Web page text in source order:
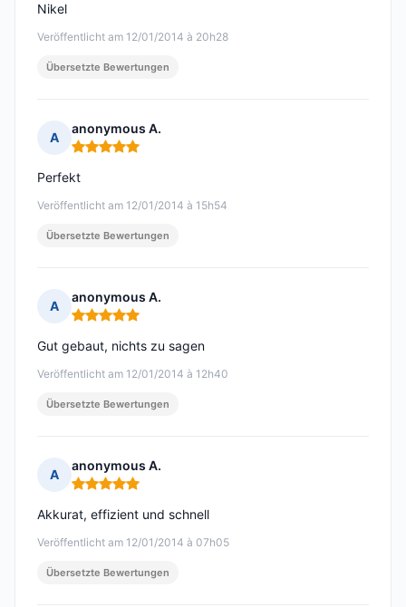
Veröffentlicht am 12/01/2014 à 20h28
Nikel
Übersetzte Bewertungen
A
anonymous A.
Hinweis: 5 von 5
Veröffentlicht am 12/01/2014 à 15h54
Perfekt
Übersetzte Bewertungen
A
anonymous A.
Hinweis: 5 von 5
Veröffentlicht am 12/01/2014 à 12h40
Gut gebaut, nichts zu sagen
Übersetzte Bewertungen
A
anonymous A.
Hinweis: 5 von 5
Veröffentlicht am 12/01/2014 à 07h05
Akkurat, effizient und schnell
Übersetzte Bewertungen